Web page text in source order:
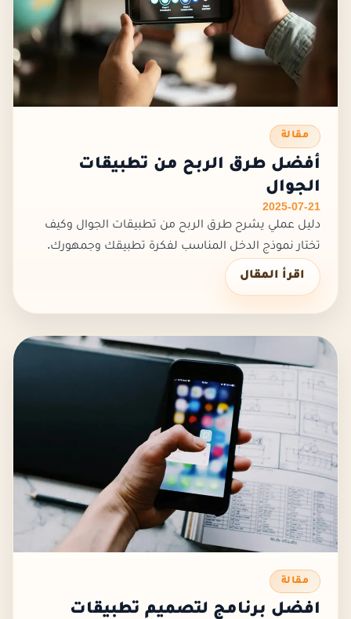
مقالة
أفضل طرق الربح من تطبيقات
الجوال
2025-07-21
دليل عملي يشرح طرق الربح من تطبيقات الجوال وكيف
تختار نموذج الدخل المناسب لفكرة تطبيقك وجمهورك.
اقرأ المقال
مقالة
افضل برنامج لتصميم تطبيقات